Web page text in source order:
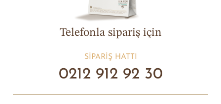
Telefonla sipariş için
SIPARIŞ HATTI
0212 912 92 30